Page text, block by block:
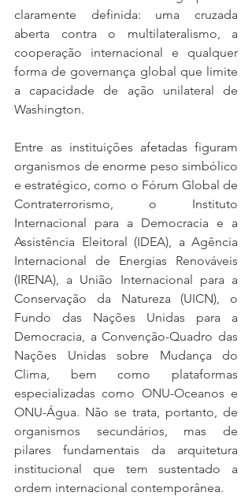
claramente definida: uma cruzada
aberta contra o multilateralismo, a
cooperação internacional e qualquer
forma de governança global que limite
a capacidade de ação unilateral de
Washington.
Entre as instituições afetadas figuram
organismos de enorme peso simbólico
e estratégico, como o Fórum Global de
Contraterrorismo, o Instituto
Internacional para a Democracia e a
Assistência Eleitoral (IDEA), a Agência
Internacional de Energias Renováveis
(IRENA), a União Internacional para a
Conservação da Natureza (UICN), o
Fundo das Nações Unidas para a
Democracia, a Convenção-Quadro das
Nações Unidas sobre Mudança do
Clima, bem como plataformas
especializadas como ONU-Oceanos e
ONU-Água. Não se trata, portanto, de
organismos secundários, mas de
pilares fundamentais da arquitetura
institucional que tem sustentado a
ordem internacional contemporânea.